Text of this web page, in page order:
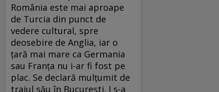
România este mai aproape
de Turcia din punct de
vedere cultural, spre
deosebire de Anglia, iar o
țară mai mare ca Germania
sau Franța nu i-ar fi fost pe
plac. Se declară mulțumit de
traiul său în București. I s-a